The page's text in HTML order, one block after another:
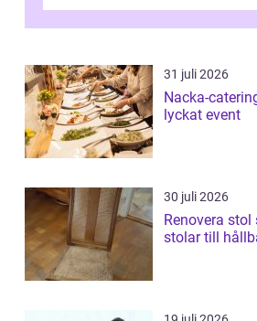
31 juli 2026
Nacka-
lyckat event
30 juli 2026
Renovera stol så förvandlas slitna
stolar till